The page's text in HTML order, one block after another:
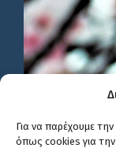
Για να παρέχουμε την
όπως cookies για